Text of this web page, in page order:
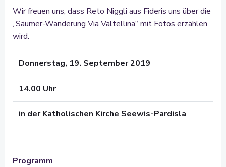
Wir freuen uns, dass Reto Niggli aus Fideris uns über die
„Säumer-Wanderung Via Valtellina“ mit Fotos erzählen
wird.
Donnerstag, 19. September 2019
14.00 Uhr
in der Katholischen Kirche Seewis-Pardisla
Programm